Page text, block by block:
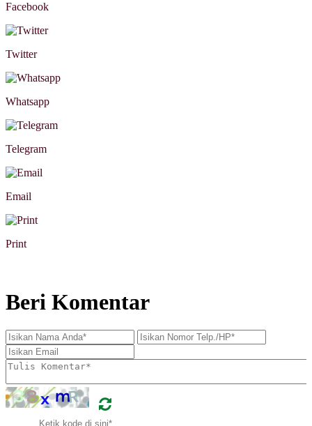
Facebook
Twitter
Whatsapp
Telegram
Email
Print
Beri Komentar